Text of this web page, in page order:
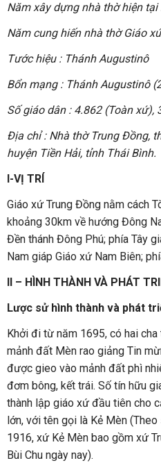
Năm xây dựng nhà thờ hiện
Năm cung hiến nhà thờ Giáo
Tước hiệu : Thánh Augustinô
Bổn mạng : Thánh Augustinô
Số giáo dân : 4.862 (Toàn xứ),
Địa chỉ : Nhà thờ Trung Đồng,
huyện Tiền Hải, tỉnh Thái Bình.
I-VỊ TRÍ
Giáo xứ Trung Đồng nằm cách
khoảng 30km về hướng Đông
Đền thánh Đông Phú; phía Tây
Nam giáp Giáo xứ Nam Biên;
II – HÌNH THÀNH VÀ PHÁT
Lược sử hình thành và phát
Khởi đi từ năm 1695, có hai
mảnh đất Mèn rao giảng Tin
được gieo vào mảnh đất phì
đơm bông, kết trái. Số tín hữu
thành lập giáo xứ đầu tiên cho
lớn, với tên gọi là Kẻ Mèn
1916, xứ Kẻ Mèn bao gồm xứ
Bùi Chu ngày nay).